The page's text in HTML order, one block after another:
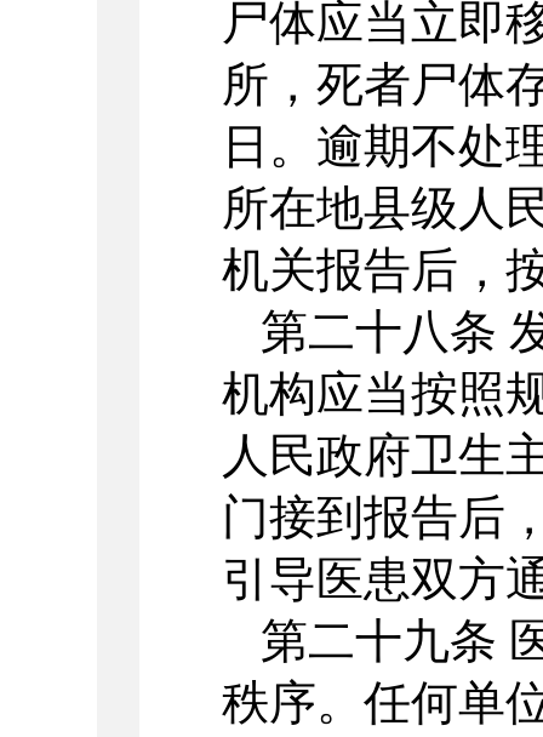
尸体应当立即
所，死者尸体
日。逾期不处
所在地县级人
机关报告后，
第二十八条
机构应当按照
人民政府卫生
门接到报告后
引导医患双方
第二十九条
秩序。任何单